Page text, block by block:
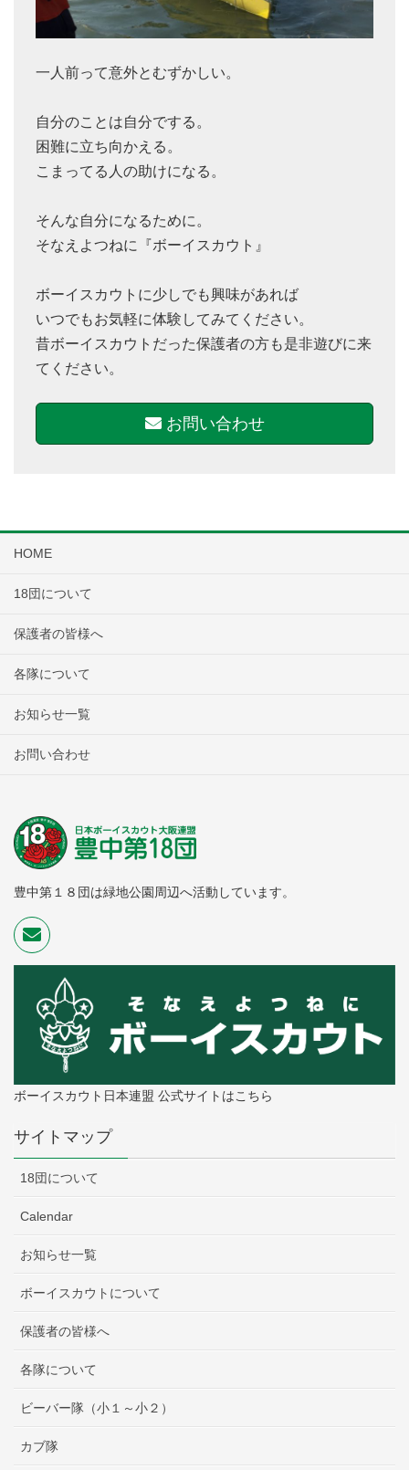
一人前って意外とむずかしい。
自分のことは自分でする。
困難に立ち向かえる。
こまってる人の助けになる。
そんな自分になるために。
そなえよつねに『ボーイスカウト』
ボーイスカウトに少しでも興味があれば
いつでもお気軽に体験してみてください。
昔ボーイスカウトだった保護者の方も是非遊びに来
てください。
お問い合わせ
HOME
18団について
保護者の皆様へ
各隊について
お知らせ一覧
お問い合わせ
豊中第１８団は緑地公園周辺へ活動しています。
ボーイスカウト日本連盟 公式サイトはこちら
サイトマップ
18団について
Calendar
お知らせ一覧
ボーイスカウトについて
保護者の皆様へ
各隊について
ビーバー隊（小１～小２）
カブ隊